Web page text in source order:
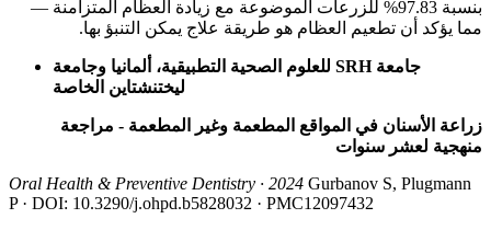
بنسبة 97.83% للزرعات الموضوعة مع زيادة العظام المتزامنة —
مما يؤكد أن تطعيم العظام هو طريقة علاج يمكن التنبؤ بها.
جامعة SRH للعلوم الصحية التطبيقية، ألمانيا وجامعة
ليختنشتاين الخاصة
زراعة الأسنان في المواقع المطعمة وغير المطعمة - مراجعة
منهجية لعشر سنوات
Oral Health & Preventive Dentistry · 2024 Gurbanov S, Plugmann
P · DOI: 10.3290/j.ohpd.b5828032 · PMC12097432